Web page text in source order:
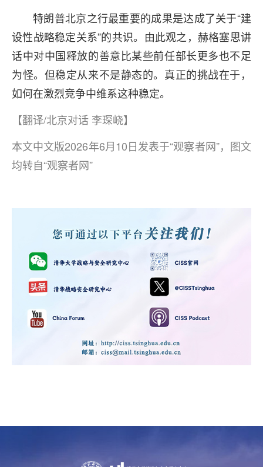
特朗普北京之行最重要的成果是达成了关于“建
设性战略稳定关系”的共识。由此观之，赫格塞思讲
话中对中国释放的善意比某些前任部长更多也不足
为怪。但稳定从来不是静态的。真正的挑战在于，
如何在激烈竞争中维系这种稳定。
【翻译/北京对话 李琛峣】
本文中文版2026年6月10日发表于“观察者网”，图文
均转自“观察者网”